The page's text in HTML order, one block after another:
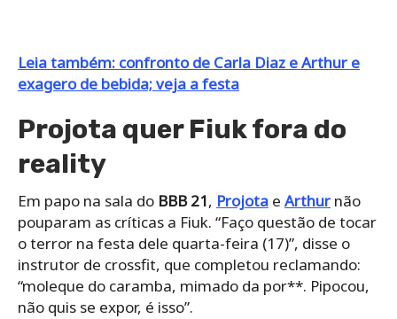
Leia também: confronto de Carla Diaz e Arthur e
exagero de bebida; veja a festa
Projota quer Fiuk fora do
reality
Em papo na sala do BBB 21, Projota e Arthur não
pouparam as críticas a Fiuk. “Faço questão de tocar
o terror na festa dele quarta-feira (17)”, disse o
instrutor de crossfit, que completou reclamando:
“moleque do caramba, mimado da por**. Pipocou,
não quis se expor, é isso”.